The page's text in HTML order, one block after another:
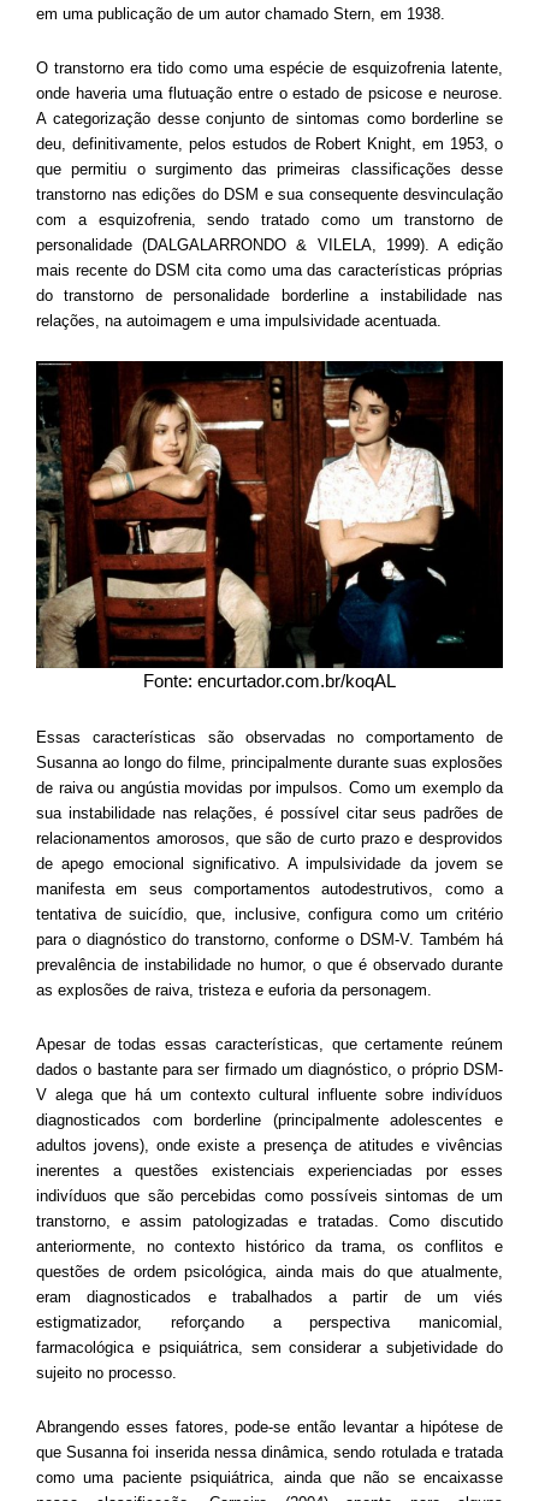
em uma publicação de um autor chamado Stern, em 1938.
O transtorno era tido como uma espécie de esquizofrenia latente,
onde haveria uma flutuação entre o estado de psicose e neurose.
A categorização desse conjunto de sintomas como borderline se
deu, definitivamente, pelos estudos de Robert Knight, em 1953, o
que permitiu o surgimento das primeiras classificações desse
transtorno nas edições do DSM e sua consequente desvinculação
com a esquizofrenia, sendo tratado como um transtorno de
personalidade (DALGALARRONDO & VILELA, 1999). A edição
mais recente do DSM cita como uma das características próprias
do transtorno de personalidade borderline a instabilidade nas
relações, na autoimagem e uma impulsividade acentuada.
Fonte: encurtador.com.br/koqAL
Essas características são observadas no comportamento de
Susanna ao longo do filme, principalmente durante suas explosões
de raiva ou angústia movidas por impulsos. Como um exemplo da
sua instabilidade nas relações, é possível citar seus padrões de
relacionamentos amorosos, que são de curto prazo e desprovidos
de apego emocional significativo. A impulsividade da jovem se
manifesta em seus comportamentos autodestrutivos, como a
tentativa de suicídio, que, inclusive, configura como um critério
para o diagnóstico do transtorno, conforme o DSM-V. Também há
prevalência de instabilidade no humor, o que é observado durante
as explosões de raiva, tristeza e euforia da personagem.
Apesar de todas essas características, que certamente reúnem
dados o bastante para ser firmado um diagnóstico, o próprio DSM-
V alega que há um contexto cultural influente sobre indivíduos
diagnosticados com borderline (principalmente adolescentes e
adultos jovens), onde existe a presença de atitudes e vivências
inerentes a questões existenciais experienciadas por esses
indivíduos que são percebidas como possíveis sintomas de um
transtorno, e assim patologizadas e tratadas. Como discutido
anteriormente, no contexto histórico da trama, os conflitos e
questões de ordem psicológica, ainda mais do que atualmente,
eram diagnosticados e trabalhados a partir de um viés
estigmatizador, reforçando a perspectiva manicomial,
farmacológica e psiquiátrica, sem considerar a subjetividade do
sujeito no processo.
Abrangendo esses fatores, pode-se então levantar a hipótese de
que Susanna foi inserida nessa dinâmica, sendo rotulada e tratada
como uma paciente psiquiátrica, ainda que não se encaixasse